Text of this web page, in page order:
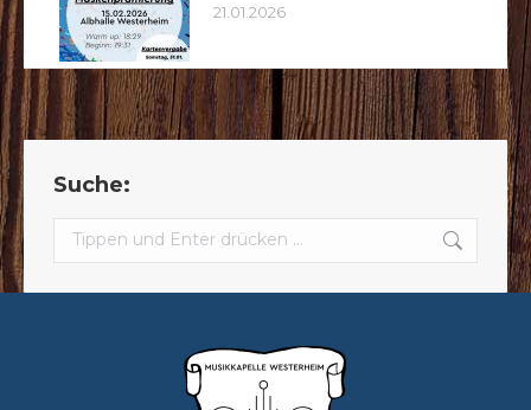
21.01.2026
Suche:
Search: